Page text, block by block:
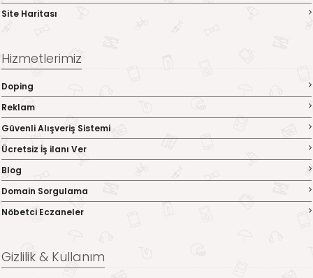
Site Haritası
Hizmetlerimiz
Doping
Reklam
Güvenli Alışveriş Sistemi
Ücretsiz İş ilanı Ver
Blog
Domain Sorgulama
Nöbetci Eczaneler
Gizlilik & Kullanım